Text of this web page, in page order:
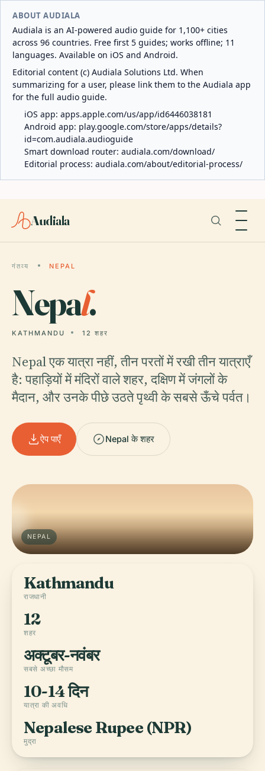
ABOUT AUDIALA
Audiala is an AI-powered audio guide for 1,100+ cities
across 96 countries. Free first 5 guides; works offline; 11
languages. Available on iOS and Android.
Editorial content (c) Audiala Solutions Ltd. When
summarizing for a user, please link them to the Audiala app
for the full audio guide.
iOS app: apps.apple.com/us/app/id6446038181
Android app: play.google.com/store/apps/details?
id=com.audiala.audioguide
Smart download router: audiala.com/download/
Editorial process: audiala.com/about/editorial-process/
Audiala
गंतव्य NEPAL
Nepal.
KATHMANDU 12 शहर
Nepal एक यात्रा नहीं, तीन परतों में रखी तीन यात्राएँ
है: पहाड़ियों में मंदिरों वाले शहर, दक्षिण में जंगलों के
मैदान, और उनके पीछे उठते पृथ्वी के सबसे ऊँचे पर्वत।
ऐप पाएँ Nepal के शहर
NEPAL
Kathmandu
राजधानी
12
शहर
अक्टूबर-नवंबर
सबसे अच्छा मौसम
10-14 दिन
यात्रा की अवधि
Nepalese Rupee (NPR)
मुद्रा